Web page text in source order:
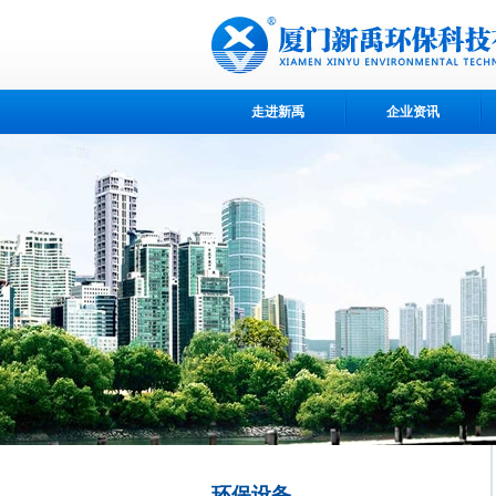
走进新禹 企业资讯